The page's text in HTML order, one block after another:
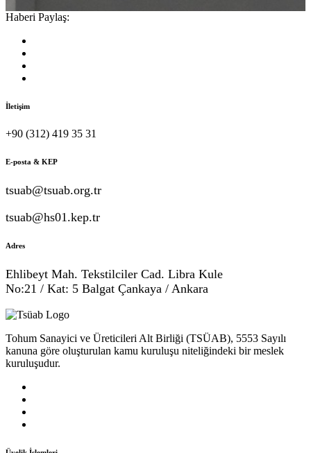
Haberi Paylaş:
İletişim
+90 (312) 419 35 31
E-posta & KEP
tsuab@tsuab.org.tr
tsuab@hs01.kep.tr
Adres
Ehlibeyt Mah. Tekstilciler Cad. Libra Kule
No:21 / Kat: 5 Balgat Çankaya / Ankara
Tohum Sanayici ve Üreticileri Alt Birliği (TSÜAB), 5553 Sayılı
kanuna göre oluşturulan kamu kuruluşu niteliğindeki bir meslek
kuruluşudur.